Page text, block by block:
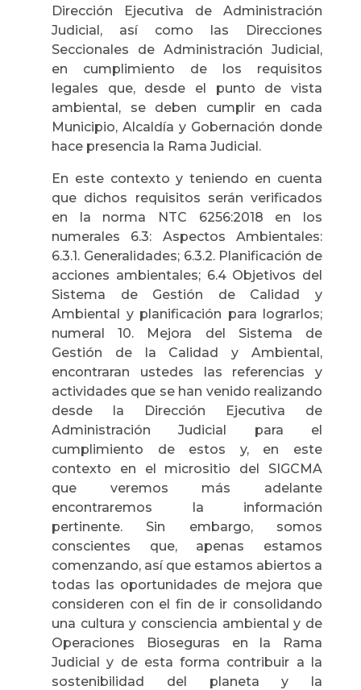
Dirección Ejecutiva de Administración
Judicial, así como las Direcciones
Seccionales de Administración Judicial,
en cumplimiento de los requisitos
legales que, desde el punto de vista
ambiental, se deben cumplir en cada
Municipio, Alcaldía y Gobernación donde
hace presencia la Rama Judicial.
En este contexto y teniendo en cuenta
que dichos requisitos serán verificados
en la norma NTC 6256:2018 en los
numerales 6.3: Aspectos Ambientales:
6.3.1. Generalidades; 6.3.2. Planificación de
acciones ambientales; 6.4 Objetivos del
Sistema de Gestión de Calidad y
Ambiental y planificación para lograrlos;
numeral 10. Mejora del Sistema de
Gestión de la Calidad y Ambiental,
encontraran ustedes las referencias y
actividades que se han venido realizando
desde la Dirección Ejecutiva de
Administración Judicial para el
cumplimiento de estos y, en este
contexto en el micrositio del SIGCMA
que veremos más adelante
encontraremos la información
pertinente. Sin embargo, somos
conscientes que, apenas estamos
comenzando, así que estamos abiertos a
todas las oportunidades de mejora que
consideren con el fin de ir consolidando
una cultura y consciencia ambiental y de
Operaciones Bioseguras en la Rama
Judicial y de esta forma contribuir a la
sostenibilidad del planeta y la